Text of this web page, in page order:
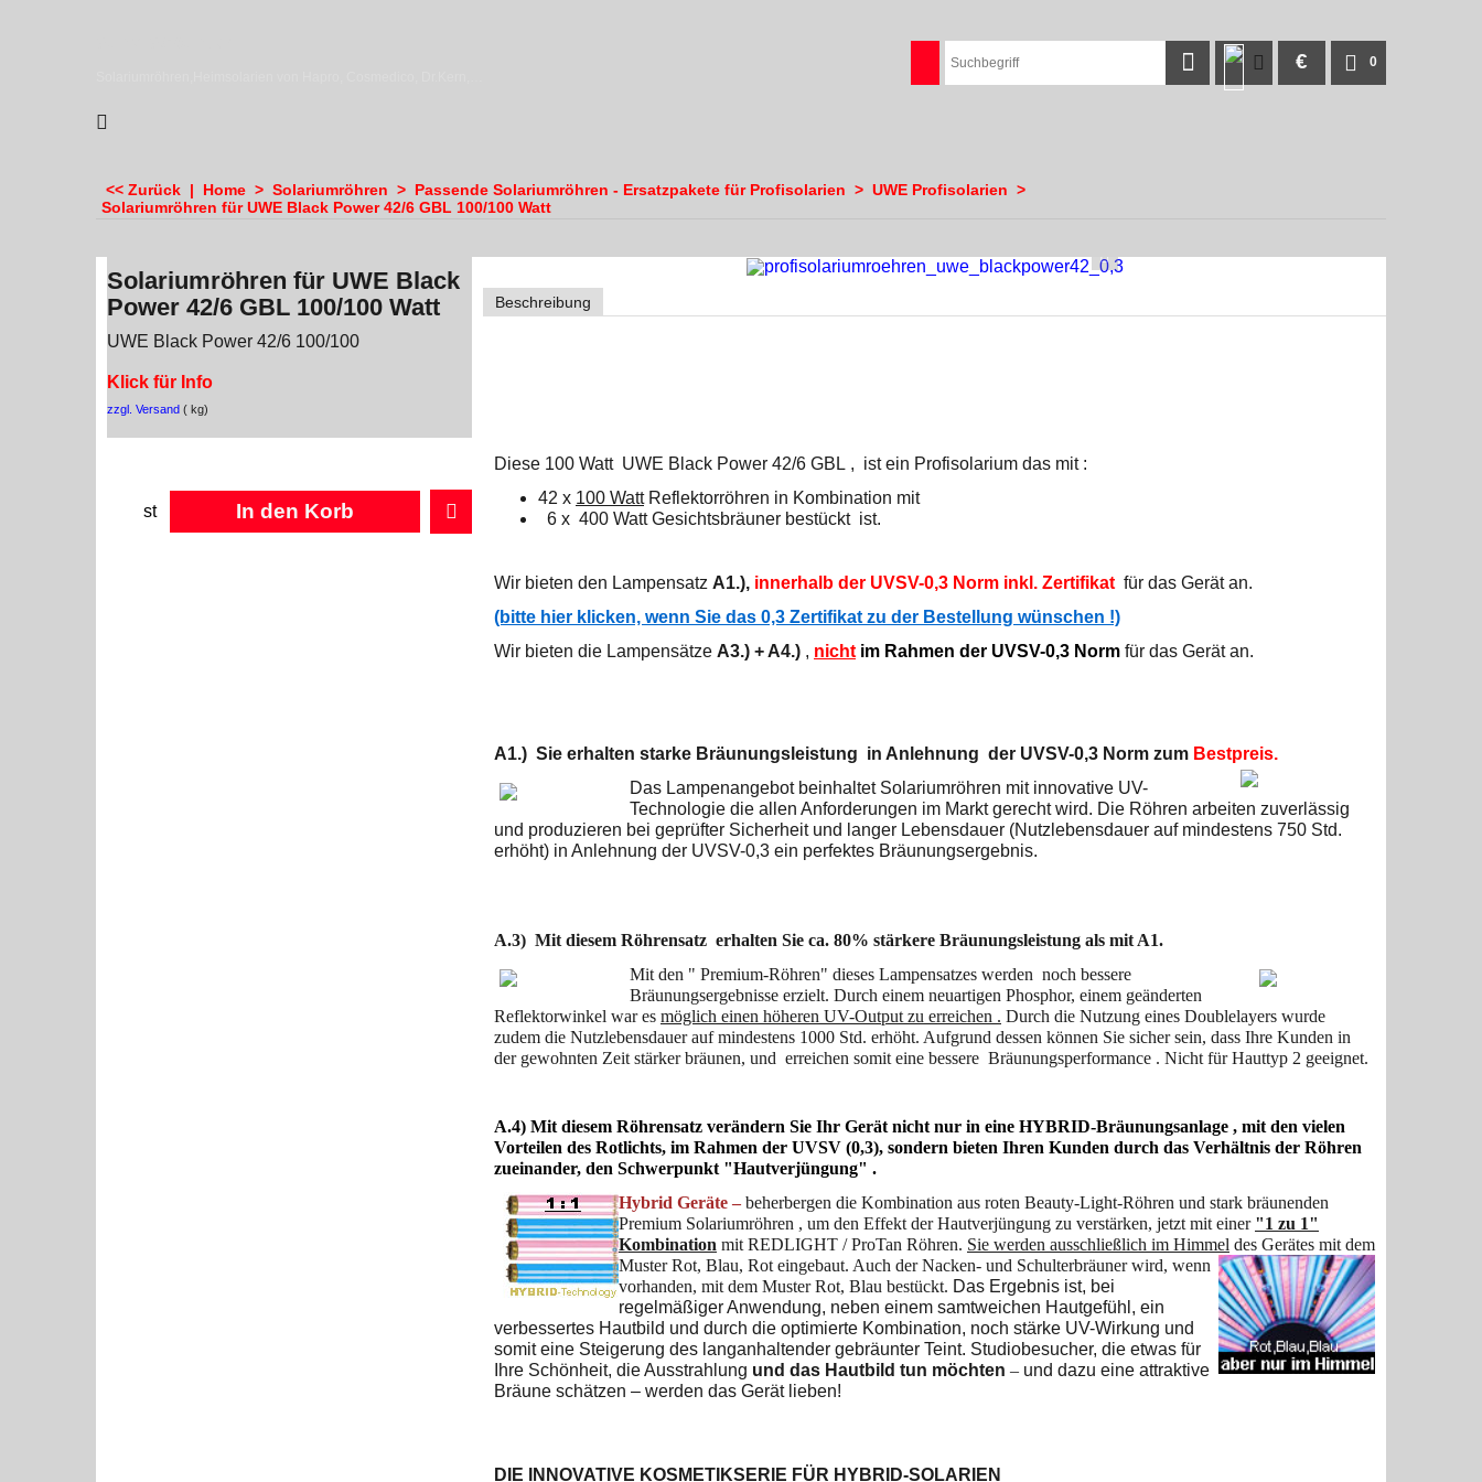
0
€
<< Zurück | Home > Solariumröhren > Passende Solariumröhren - Ersatzpakete für Profisolarien > UWE Profisolarien >
Solariumröhren für UWE Black Power 42/6 GBL 100/100 Watt
Solariumröhren für UWE Black
Power 42/6 GBL 100/100 Watt
UWE Black Power 42/6 100/100
Klick für Info
zzgl. Versand kg
st In den Korb
Beschreibung
Diese 100 Watt UWE Black Power 42/6 GBL , ist ein Profisolarium das mit :
42 x 100 WattReflektorröhren in Kombination mit
6 x 400 Watt Gesichtsbräuner bestückt ist.
Wir bieten den Lampensatz A1.), innerhalb der UVSV-0,3 Norm inkl. Zertifikat für das Gerät an.
(bitte hier klicken, wenn Sie das 0,3 Zertifikat zu der Bestellung wünschen !)
Wir bieten die Lampensätze A3.) + A4.) , nicht im Rahmen der UVSV-0,3 Norm für das Gerät an.
A1.) Sie erhalten starke Bräunungsleistung in Anlehnung der UVSV-0,3 Norm zum Bestpreis.
Das Lampenangebot beinhaltet Solariumröhren mit innovative UV-
Technologie die allen Anforderungen im Markt gerecht wird. Die Röhren arbeiten zuverlässig
und produzieren bei geprüfter Sicherheit und langer Lebensdauer (Nutzlebensdauer auf mindestens 750 Std.
erhöht) in Anlehnung der UVSV-0,3 ein perfektes Bräunungsergebnis.
A.3) Mit diesem Röhrensatz erhalten Sie ca. 80% stärkere Bräunungsleistung als mit A1.
Mit den " Premium-Röhren" dieses Lampensatzes werden noch bessere
Bräunungsergebnisse erzielt. Durch einem neuartigen Phosphor, einem geänderten
Reflektorwinkel war es möglich einen höheren UV-Output zu erreichen . Durch die Nutzung eines Doublelayers wurde
zudem die Nutzlebensdauer auf mindestens 1000 Std. erhöht. Aufgrund dessen können Sie sicher sein, dass Ihre Kunden in
der gewohnten Zeit stärker bräunen, und erreichen somit eine bessere Bräunungsperformance . Nicht für Hauttyp 2 geeignet.
A.4) Mit diesem Röhrensatz verändern Sie Ihr Gerät nicht nur in eine HYBRID-Bräunungsanlage , mit den vielen
Vorteilen des Rotlichts, im Rahmen der UVSV (0,3), sondern bieten Ihren Kunden durch das Verhältnis der Röhren
zueinander, den Schwerpunkt "Hautverjüngung" .
Hybrid Geräte –beherbergen die Kombination aus roten Beauty-Light-Röhren und stark bräunenden
Premium Solariumröhren , um den Effekt der Hautverjüngung zu verstärken, jetzt mit einer "1 zu 1"
Kombination mit REDLIGHT / ProTan Röhren. Sie werden ausschließlich im Himmel des Gerätes mit dem
Muster Rot, Blau, Rot eingebaut. Auch derNacken- und Schulterbräuner wird, wenn
vorhanden, mit dem Muster Rot, Blau bestückt. Das Ergebnis ist, bei
regelmäßiger Anwendung, neben einem samtweichen Hautgefühl, ein
verbessertes Hautbild und durch die optimierte Kombination, noch stärke UV-Wirkung und
somit eine Steigerung des langanhaltender gebräunter Teint. Studiobesucher, die etwas für
Ihre Schönheit, die Ausstrahlung und das Hautbild tun möchten – und dazu eine attraktive
Bräune schätzen – werden das Gerät lieben!
DIE INNOVATIVE KOSMETIKSERIE FÜR HYBRID-SOLARIEN